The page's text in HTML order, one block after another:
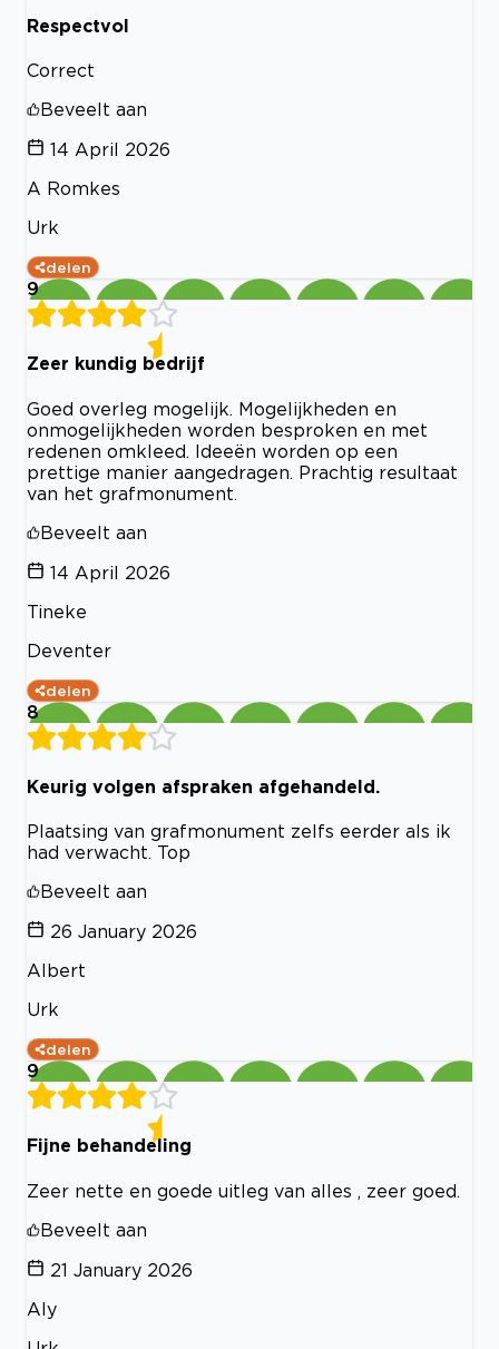
Respectvol
Correct
Beveelt aan
14 April 2026
A Romkes
Urk
delen
9
Zeer kundig bedrijf
Goed overleg mogelijk. Mogelijkheden en
onmogelijkheden worden besproken en met
redenen omkleed. Ideeën worden op een
prettige manier aangedragen. Prachtig resultaat
van het grafmonument.
Beveelt aan
14 April 2026
Tineke
Deventer
delen
8
Keurig volgen afspraken afgehandeld.
Plaatsing van grafmonument zelfs eerder als ik
had verwacht. Top
Beveelt aan
26 January 2026
Albert
Urk
delen
9
Fijne behandeling
Zeer nette en goede uitleg van alles , zeer goed.
Beveelt aan
21 January 2026
Aly